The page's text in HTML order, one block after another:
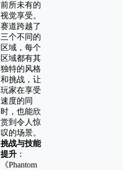
前所未有的
视觉享受。
赛道跨越了
三个不同的
区域，每个
区域都有其
独特的风格
和挑战，让
玩家在享受
速度的同
时，也能欣
赏到令人惊
叹的场景。
挑战与技能
提升 ：
《Phantom